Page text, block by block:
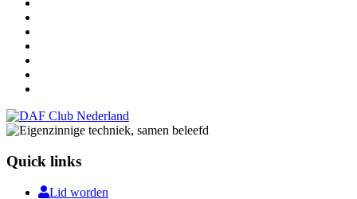
Quick links
Lid worden